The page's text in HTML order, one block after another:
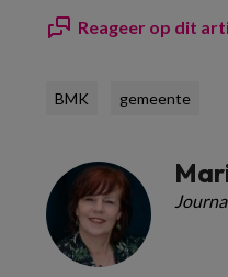
Reageer op dit
BMK gemeente